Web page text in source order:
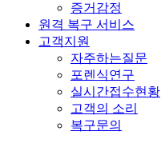
증거감정
원격 복구 서비스
고객지원
자주하는질문
포렌식연구
실시간접수현황
고객의 소리
복구문의